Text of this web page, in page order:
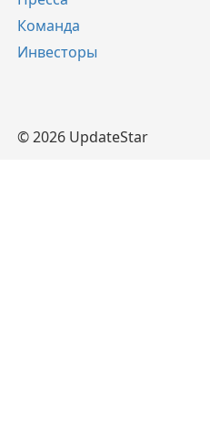
Команда
Инвесторы
© 2026 UpdateStar